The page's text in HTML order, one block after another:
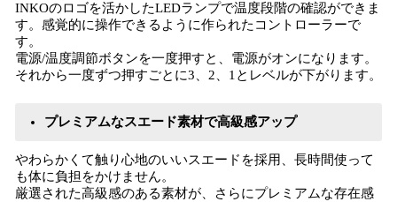
INKOのロゴを活かしたLEDランプで温度段階の確認ができま
す。感覚的に操作できるように作られたコントローラーで
す。
電源/温度調節ボタンを一度押すと、電源がオンになります。
それから一度ずつ押すごとに3、2、1とレベルが下がります。
プレミアムなスエード素材で高級感アップ
やわらかくて触り心地のいいスエードを採用、長時間使って
も体に負担をかけません。
厳選された高級感のある素材が、さらにプレミアムな存在感